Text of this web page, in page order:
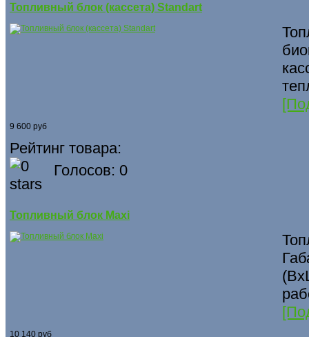
Топливный блок (кассета) Standart
9 600 руб
Рейтинг товара:
Голосов: 0
Топливный блок Maxi
10 140 руб